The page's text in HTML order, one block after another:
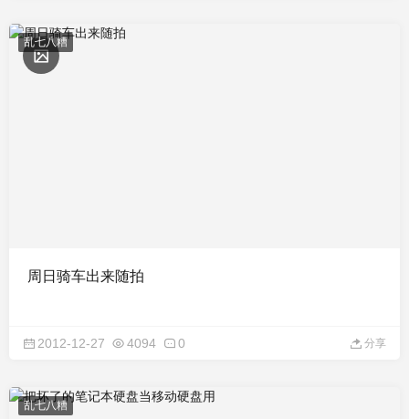
乱七八糟
周日骑车出来随拍
2012-12-27 4094 0 分享
乱七八糟